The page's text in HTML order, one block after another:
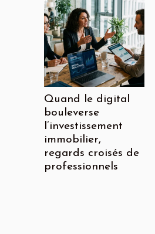
Quand le digital
bouleverse
l’investissement
immobilier,
regards croisés de
professionnels